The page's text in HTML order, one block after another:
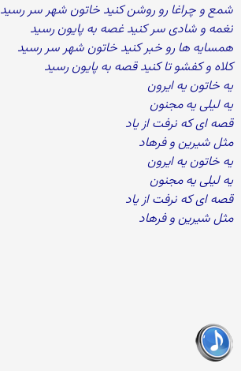
شمع و چراغا رو روشن کنید خاتون شهر سر رسید
نغمه و شادی سر کنید غصه به پایون رسید
همسایه ها رو خبر کنید خاتون شهر سر رسید
کلاه و کفشو تا کنید قصه به پایون رسید
یه خاتون یه ایرون
یه لیلی یه مجنون
قصه ای که نرفت از یاد
مثل شیرین و فرهاد
یه خاتون یه ایرون
یه لیلی یه مجنون
قصه ای که نرفت از یاد
مثل شیرین و فرهاد